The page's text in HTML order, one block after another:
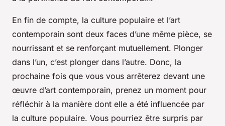
En fin de compte, la culture populaire et l’art
contemporain sont deux faces d’une même pièce, se
nourrissant et se renforçant mutuellement. Plonger
dans l’un, c’est plonger dans l’autre. Donc, la
prochaine fois que vous vous arrêterez devant une
œuvre d’art contemporain, prenez un moment pour
réfléchir à la manière dont elle a été influencée par
la culture populaire. Vous pourriez être surpris par